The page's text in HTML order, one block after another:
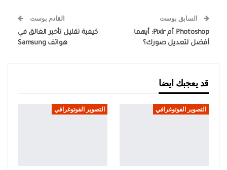
السابق بوست
Photoshop أم Pixlr: أيهما
أفضل لتعديل صورك؟
القادم بوست
كيفية تقليل تأخير الغالق في
هواتف Samsung
قد يعجبك ايضا
التصوير الفوتوغرافي التصوير الفوتوغرافي